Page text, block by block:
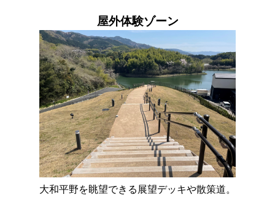
屋外体験ゾーン
大和平野を眺望できる展望デッキや散策道。